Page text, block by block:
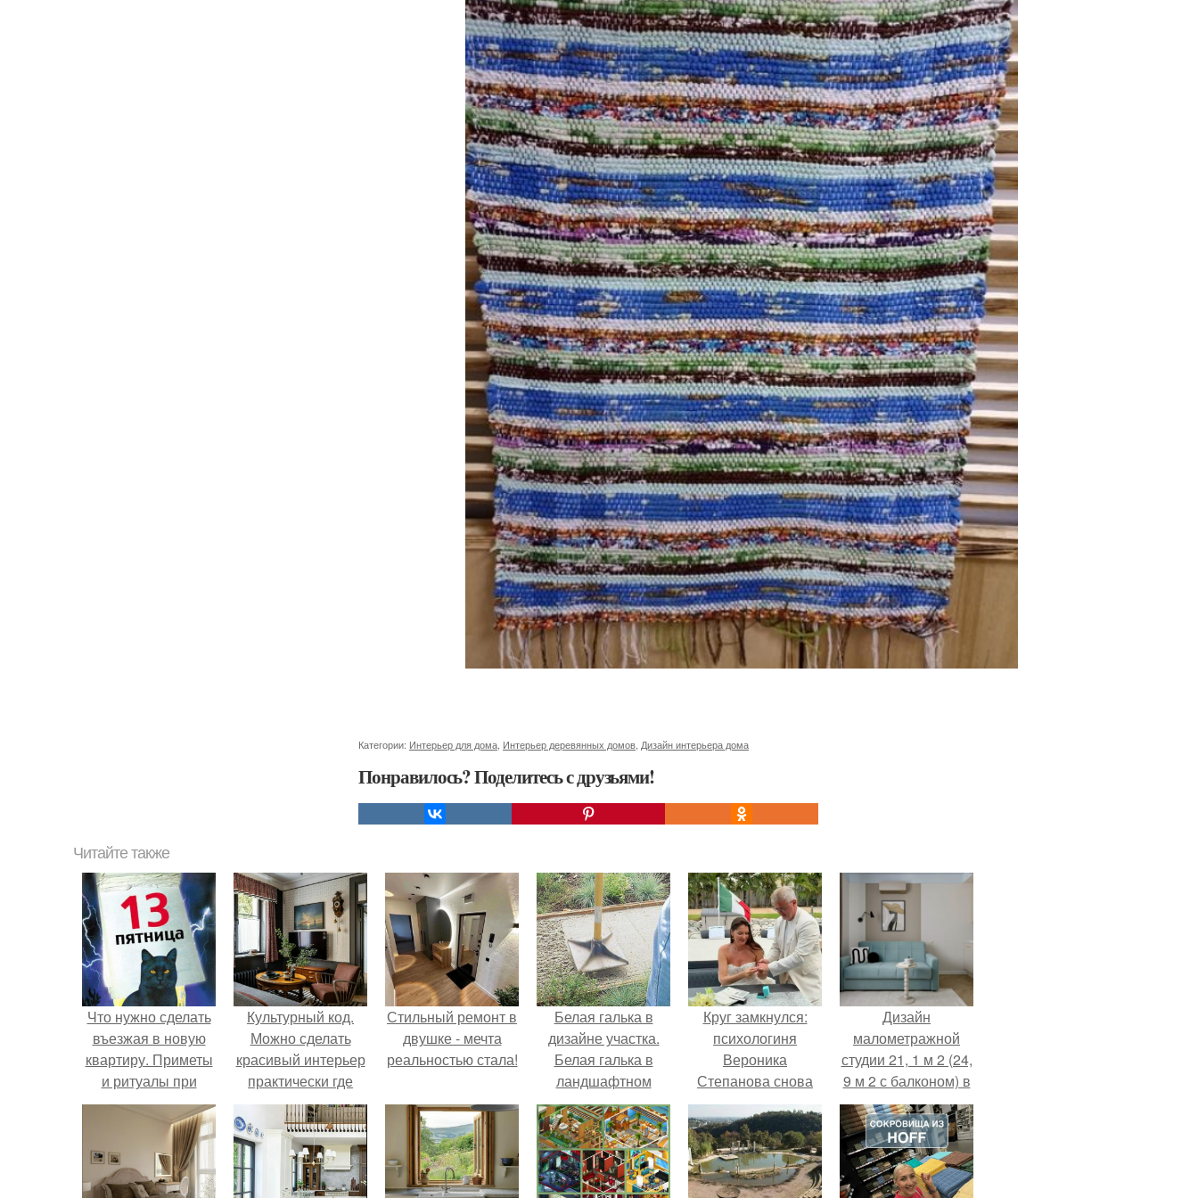
Категории: Интерьер для дома Интерьер деревянных домов Дизайн интерьера дома
Понравилось? Поделитесь с друзьями!
Читайте также
Что нужно сделать
въезжая в новую
квартиру. Приметы
и ритуалы при
новоселье
Культурный код.
Можно сделать
красивый интерьер
практически где
угодно.
Стильный ремонт в
двушке - мечта
реальностью стала!
Белая галька в
дизайне участка.
Белая галька в
ландшафтном
дизайне
Круг замкнулся:
психологиня
Вероника
Степанова снова
вышла замуж за
собственного
бывшего мужа.
Дизайн
малометражной
студии 21, 1 м 2 (24,
9 м 2 с балконом) в
Краснодаре.